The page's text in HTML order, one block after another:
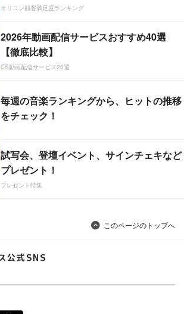
オリコン顧客満足度ランキング
2026年動画配信サービスおすすめ40選
【徹底比較】
CS動画配信サービス20選
毎週の音楽ランキングから、ヒットの推移
をチェック！
試写会、登壇イベント、サインチェキなど
プレゼント！
プレゼント特集
このページのトップへ